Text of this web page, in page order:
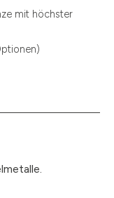
mit höchster